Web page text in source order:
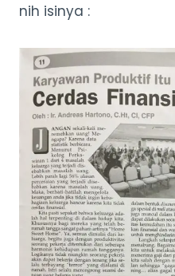
nih isinya :